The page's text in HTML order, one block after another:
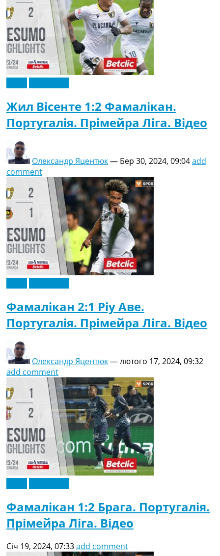
Жил Вісенте 1:2 Фамалікан.
Португалія. Прімейра Ліга. Відео
Олександр Яцентюк— Бер 30, 2024, 09:04add
comment
Фамалікан 2:1 Ріу Аве.
Португалія. Прімейра Ліга. Відео
Олександр Яцентюк—лютого 17, 2024, 09:32
add comment
Фамалікан 1:2 Брага. Португалія.
Прімейра Ліга. Відео
Січ 19, 2024, 07:33add comment